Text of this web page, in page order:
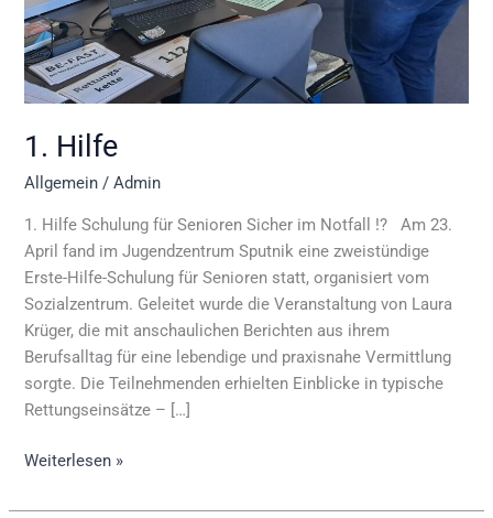
1. Hilfe
Allgemein /Admin
1. Hilfe Schulung für Senioren Sicher im Notfall !? Am 23.
April fand im Jugendzentrum Sputnik eine zweistündige
Erste-Hilfe-Schulung für Senioren statt, organisiert vom
Sozialzentrum. Geleitet wurde die Veranstaltung von Laura
Krüger, die mit anschaulichen Berichten aus ihrem
Berufsalltag für eine lebendige und praxisnahe Vermittlung
sorgte. Die Teilnehmenden erhielten Einblicke in typische
Rettungseinsätze – […]
Weiterlesen »